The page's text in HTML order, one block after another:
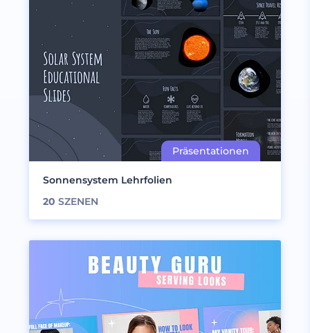
Sonnensystem Lehrfolien
20 SZENEN